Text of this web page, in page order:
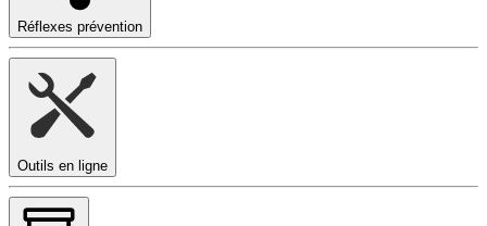
Réflexes prévention
Outils en ligne